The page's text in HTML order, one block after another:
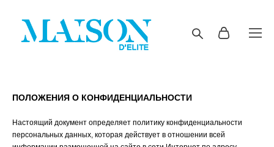
ПОЛОЖЕНИЯ О КОНФИДЕНЦИАЛЬНОСТИ
Настоящий документ определяет политику конфиденциальности
персональных данных, которая действует в отношении всей